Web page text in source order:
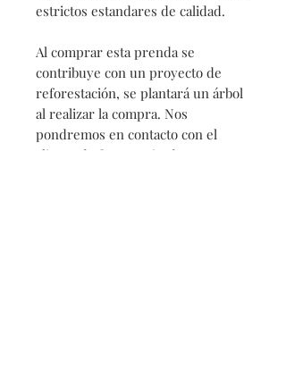
estrictos estandares de calidad.
Al comprar esta prenda se
contribuye con un proyecto de
reforestación, se plantará un árbol
al realizar la compra. Nos
pondremos en contacto con el
cliente de forma privada para